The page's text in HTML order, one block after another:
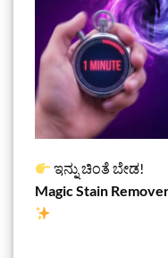
ಇನ್ನು ಚಿಂತೆ ಬೇಡ!
Magic Stain